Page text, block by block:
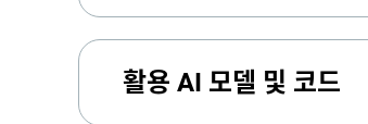
활용 AI 모델 및 코드